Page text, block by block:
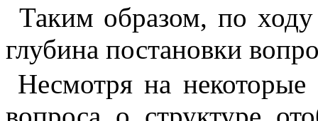
Таким образом, по ходу
глубина постановки
Несмотря на